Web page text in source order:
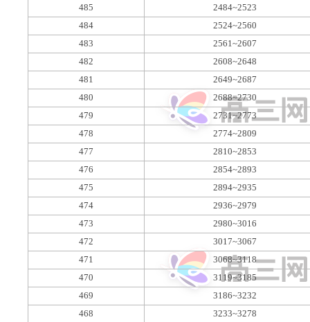
485
2484~2523
484
2524~2560
483
2561~2607
482
2608~2648
481
2649~2687
480
2688~2730
479
2731~2773
478
2774~2809
477
2810~2853
476
2854~2893
475
2894~2935
474
2936~2979
473
2980~3016
472
3017~3067
471
3068~3118
470
3119~3185
469
3186~3232
468
3233~3278